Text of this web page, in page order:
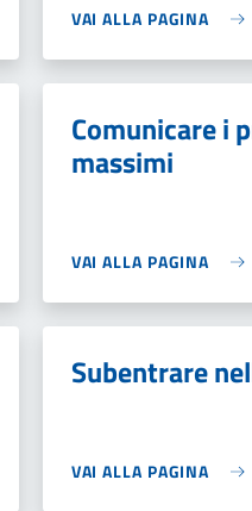
VAI ALLA PAGINA
Comunicare i
massimi
VAI ALLA PAGINA
Subentrare
VAI ALLA PAGINA